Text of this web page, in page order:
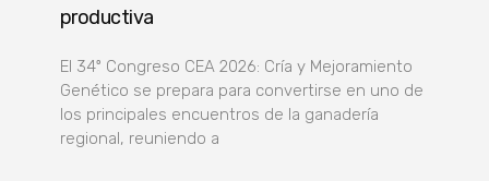
productiva
El 34º Congreso CEA 2026: Cría y Mejoramiento
Genético se prepara para convertirse en uno de
los principales encuentros de la ganadería
regional, reuniendo a